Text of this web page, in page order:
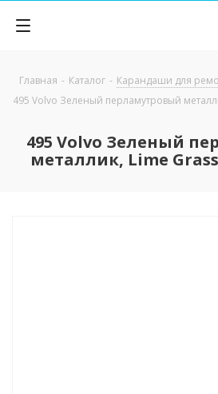
Главная - Каталог - Карандаши для
495 Volvo Зеленый перламутровый
495 Volvo Зеленый
металлик, Lime